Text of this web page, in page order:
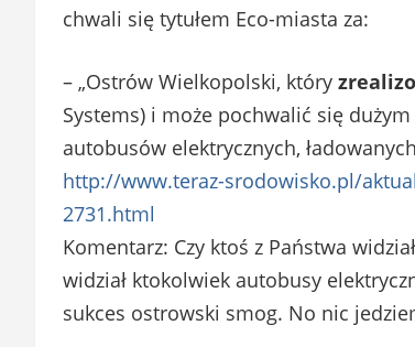
chwali się tytułem Eco-miasta za:
– „Ostrów Wielkopolski, który
Systems) i może pochwalić się
autobusów elektrycznych,
http://www.teraz-srodowisko.pl/
2731.html
Komentarz: Czy ktoś z Państwa
widział ktokolwiek autobusy
sukces ostrowski smog. No nic